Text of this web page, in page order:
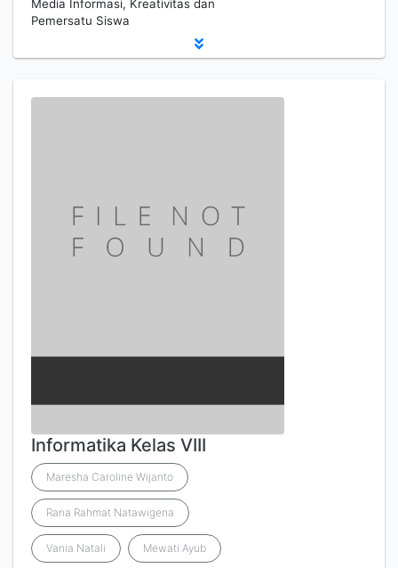
Media Informasi, Kreativitas dan
Pemersatu Siswa
Informatika Kelas VIII
Maresha Caroline Wijanto
Rana Rahmat Natawigena
Vania Natali Mewati Ayub